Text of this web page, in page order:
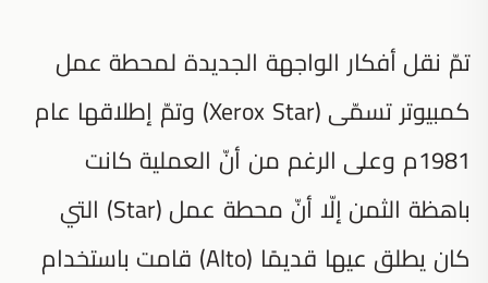
تمّ نقل أفكار الواجهة الجديدة لمحطة عمل
كمبيوتر تسمّى (Xerox Star) وتمّ إطلاقها عام
1981م وعلى الرغم من أنّ العملية كانت
باهظة الثمن إلّا أنّ محطة عمل (Star) التي
كان يطلق عيها قديمًا (Alto) قامت باستخدام